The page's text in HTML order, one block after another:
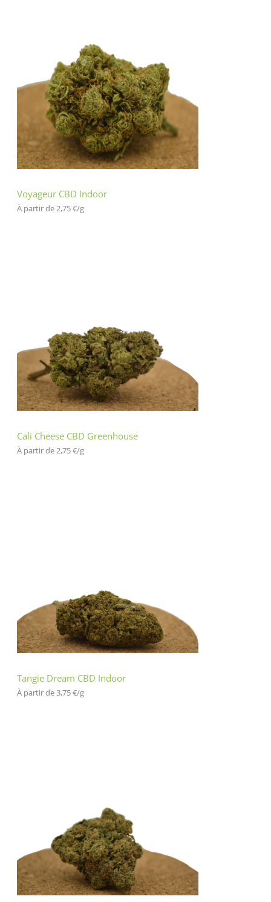
Voyageur CBD Indoor
À partir de 2,75€/g
Cali Cheese CBD Greenhouse
À partir de 2,75€/g
Tangie Dream CBD Indoor
À partir de 3,75€/g